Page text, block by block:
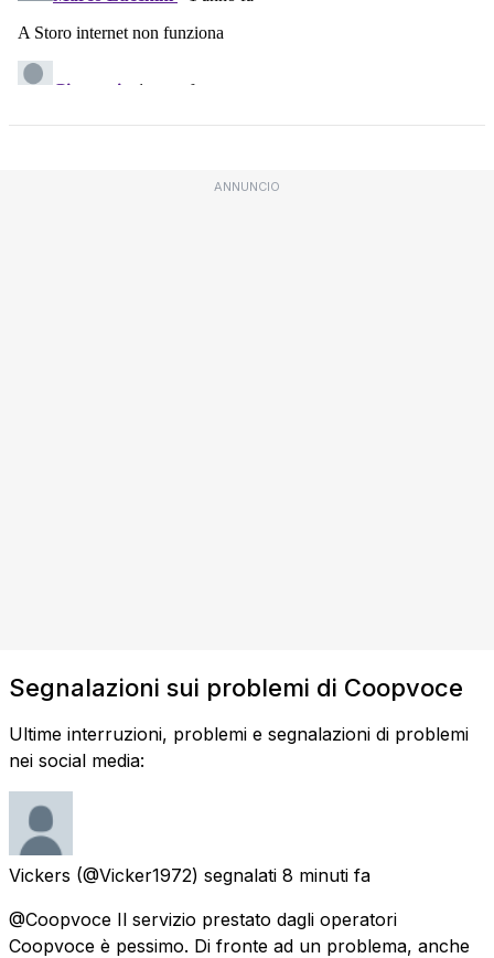
ANNUNCIO
Segnalazioni sui problemi di Coopvoce
Ultime interruzioni, problemi e segnalazioni di problemi
nei social media:
Vickers (@Vicker1972) segnalati 8 minuti fa
@Coopvoce Il servizio prestato dagli operatori
Coopvoce è pessimo. Di fronte ad un problema, anche